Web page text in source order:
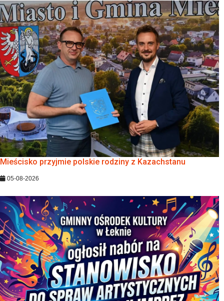
Mieścisko przyjmie polskie rodziny z Kazachstanu
05-08-2026